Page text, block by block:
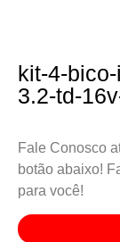
kit-4-
3.2-td-
Fale Conosco
botão abaixo!
para você!